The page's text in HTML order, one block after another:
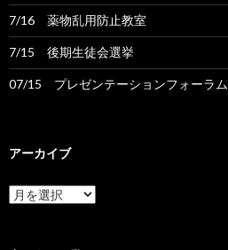
7/16 薬物乱用防止教室
7/15 後期生徒会選挙
07/15 プレゼンテーションフォーラム
アーカイブ
ア
ー